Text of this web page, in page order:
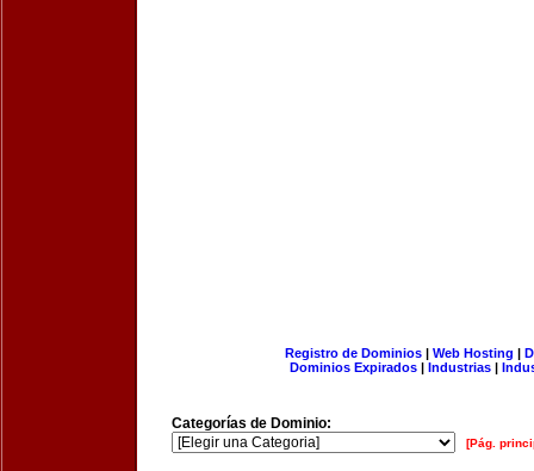
Registro de Dominios| Web Hosting |
Dominios Expirados | Industrias |
Categorías de Dominio:
[Pág.